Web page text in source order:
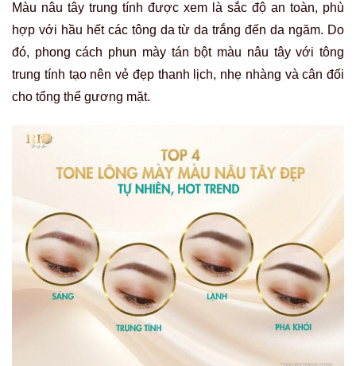
Màu nâu tây trung tính được xem là sắc độ an toàn, phù
hợp với hầu hết các tông da từ da trắng đến da ngăm. Do
đó, phong cách phun mày tán bột màu nâu tây với tông
trung tính tạo nên vẻ đẹp thanh lịch, nhẹ nhàng và cân đối
cho tổng thể gương mặt.